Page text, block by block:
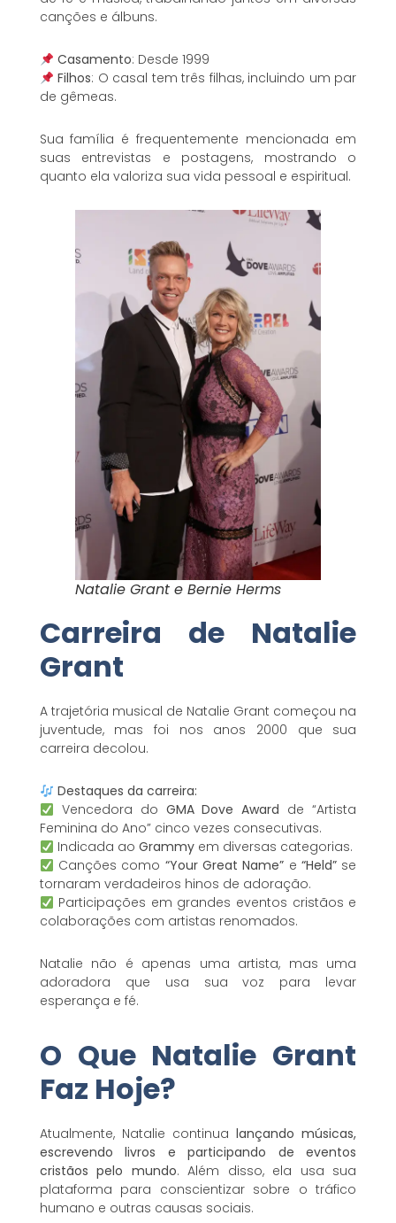
canções e álbuns.
Casamento: Desde 1999
Filhos: O casal tem três filhas, incluindo um par
de gêmeas.
Sua família é frequentemente mencionada em
suas entrevistas e postagens, mostrando o
quanto ela valoriza sua vida pessoal e espiritual.
Natalie Grant e Bernie Herms
Carreira de Natalie
Grant
A trajetória musical de Natalie Grant começou na
juventude, mas foi nos anos 2000 que sua
carreira decolou.
Destaques da carreira:
Vencedora do GMA Dove Award de “Artista
Feminina do Ano” cinco vezes consecutivas.
Indicada ao Grammyem diversas categorias.
Canções como “Your Great Name” e “Held”se
tornaram verdadeiros hinos de adoração.
Participações em grandes eventos cristãos e
colaborações com artistas renomados.
Natalie não é apenas uma artista, mas uma
adoradora que usa sua voz para levar
esperança e fé.
O Que Natalie Grant
Faz Hoje?
Atualmente, Natalie continualançando músicas,
escrevendo livros e participando de eventos
cristãos pelo mundo. Além disso, ela usa sua
plataforma para conscientizar sobre o tráfico
humano e outras causas sociais.